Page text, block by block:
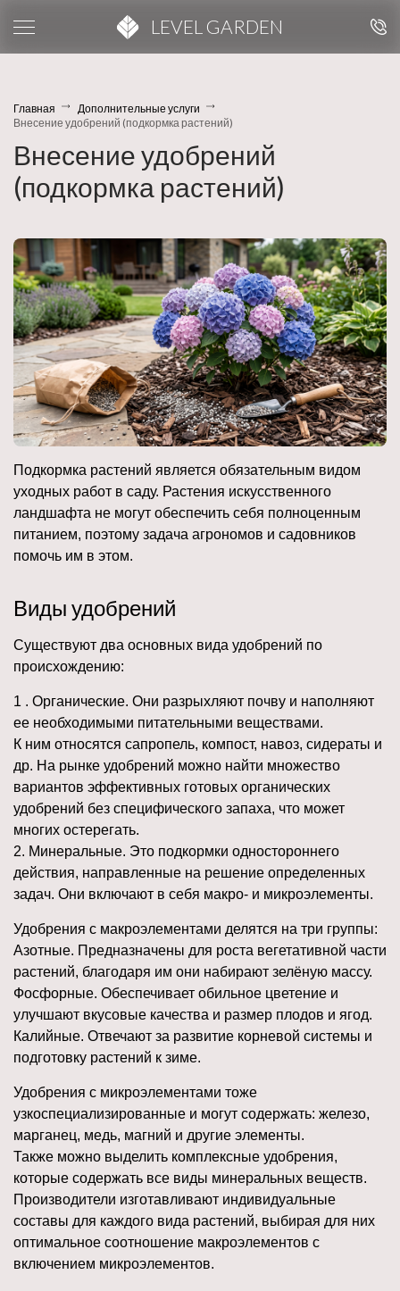
LEVEL GARDEN
Главная
Дополнительные услуги
Внесение удобрений (подкормка растений)
Внесение удобрений
(подкормка растений)
Подкормка растений является обязательным видом
уходных работ в саду. Растения искусственного
ландшафта не могут обеспечить себя полноценным
питанием, поэтому задача агрономов и садовников
помочь им в этом.
Виды удобрений
Существуют два основных вида удобрений по
происхождению:
1 . Органические. Они разрыхляют почву и наполняют
ее необходимыми питательными веществами.
К ним относятся сапропель, компост, навоз, сидераты и
др. На рынке удобрений можно найти множество
вариантов эффективных готовых органических
удобрений без специфического запаха, что может
многих остерегать.
2. Минеральные. Это подкормки одностороннего
действия, направленные на решение определенных
задач. Они включают в себя макро- и микроэлементы.
Удобрения с макроэлементами делятся на три группы:
Азотные. Предназначены для роста вегетативной части
растений, благодаря им они набирают зелёную массу.
Фосфорные. Обеспечивает обильное цветение и
улучшают вкусовые качества и размер плодов и ягод.
Калийные. Отвечают за развитие корневой системы и
подготовку растений к зиме.
Удобрения с микроэлементами тоже
узкоспециализированные и могут содержать: железо,
марганец, медь, магний и другие элементы.
Также можно выделить комплексные удобрения,
которые содержать все виды минеральных веществ.
Производители изготавливают индивидуальные
составы для каждого вида растений, выбирая для них
оптимальное соотношение макроэлементов с
включением микроэлементов.